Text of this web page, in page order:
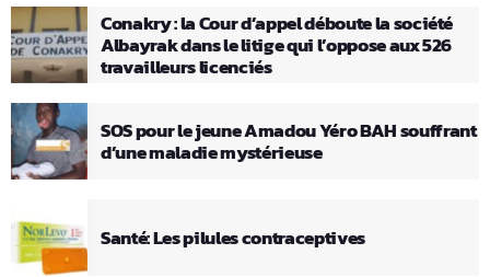
Conakry : la Cour d’appel déboute la société
Albayrak dans le litige qui l’oppose aux 526
travailleurs licenciés
SOS pour le jeune Amadou Yéro BAH souffrant
d’une maladie mystérieuse
Santé: Les pilules contraceptives